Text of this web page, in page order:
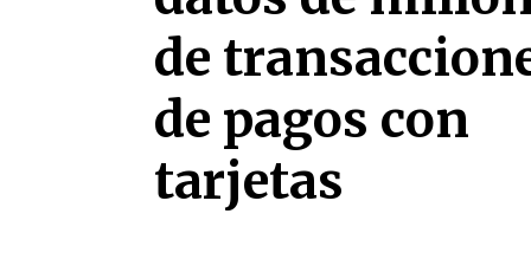
de
de pagos con
tarjetas